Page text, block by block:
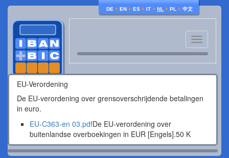
DE ♦ EN ♦ ES ♦ IT ♦ NL ♦ PL ♦ 中文
Toggle
navigation
EU-Verordening
De EU-verordening over grensoverschrijdende betalingen
in euro.
EU-C363-en 03.pdfDe EU-verordening over
buitenlandse overboekingen in EUR [Engels].50 K